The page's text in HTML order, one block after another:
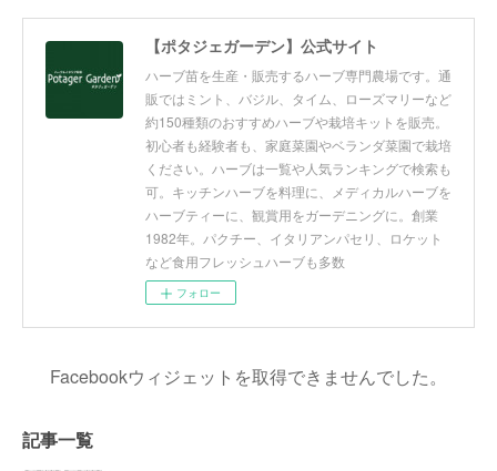
【ポタジェガーデン】公式サイト
ハーブ苗を生産・販売するハーブ専門農場です。通
販ではミント、バジル、タイム、ローズマリーなど
約150種類のおすすめハーブや栽培キットを販売。
初心者も経験者も、家庭菜園やベランダ菜園で栽培
ください。ハーブは一覧や人気ランキングで検索も
可。キッチンハーブを料理に、メディカルハーブを
ハーブティーに、観賞用をガーデニングに。創業
1982年。パクチー、イタリアンパセリ、ロケット
など食用フレッシュハーブも多数
フォロー
Facebookウィジェットを取得できませんでした。
記事一覧